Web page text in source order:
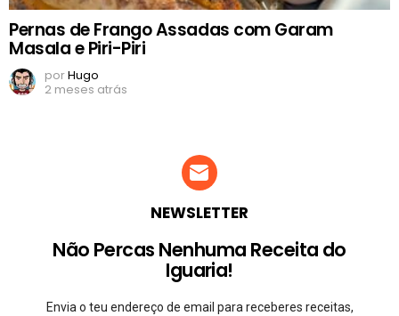
Pernas de Frango Assadas com Garam
Masala e Piri-Piri
porHugo
2 meses atrás
NEWSLETTER
Não Percas Nenhuma Receita do
Iguaria!
Envia o teu endereço de email para receberes receitas,